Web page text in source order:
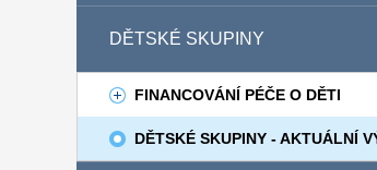
DĚTSKÉ SKUPINY
FINANCOVÁNÍ PÉČE O DĚTI
DĚTSKÉ SKUPINY - AKTUÁLNÍ